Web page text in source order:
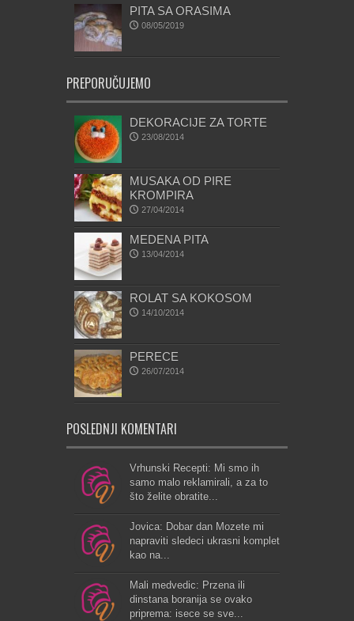
PITA SA ORASIMA
08/05/2019
PREPORUČUJEMO
DEKORACIJE ZA TORTE
23/08/2014
MUSAKA OD PIRE
KROMPIRA
27/04/2014
MEDENA PITA
13/04/2014
ROLAT SA KOKOSOM
14/10/2014
PERECE
26/07/2014
POSLEDNJI KOMENTARI
Vrhunski Recepti: Mi smo ih
samo malo reklamirali, a za to
što želite obratite...
Jovica: Dobar dan Mozete mi
napraviti sledeci ukrasni komplet
kao na...
Mali medvedic: Przena ili
dinstana boranija se ovako
priprema: isece se sve...